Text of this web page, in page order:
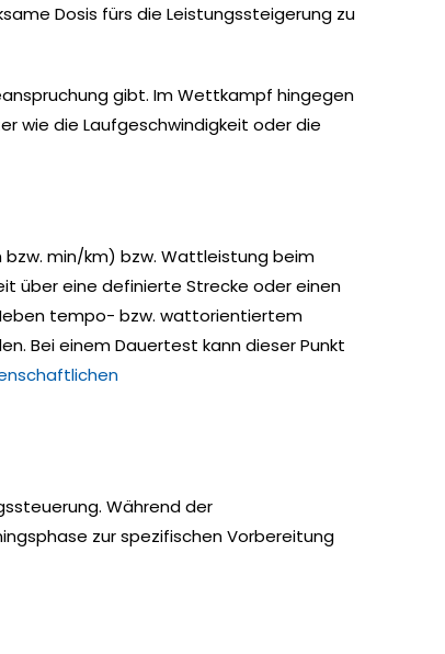
Dosis fürs die Leistungssteigerung zu
gibt. Im Wettkampf hingegen
wie die Laufgeschwindigkeit oder die
min/km) bzw. Wattleistung beim
über eine definierte Strecke oder einen
tempo- bzw. wattorientiertem
Bei einem Dauertest kann dieser Punkt
Während der
zur spezifischen Vorbereitung